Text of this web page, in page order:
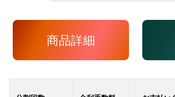
商品詳細